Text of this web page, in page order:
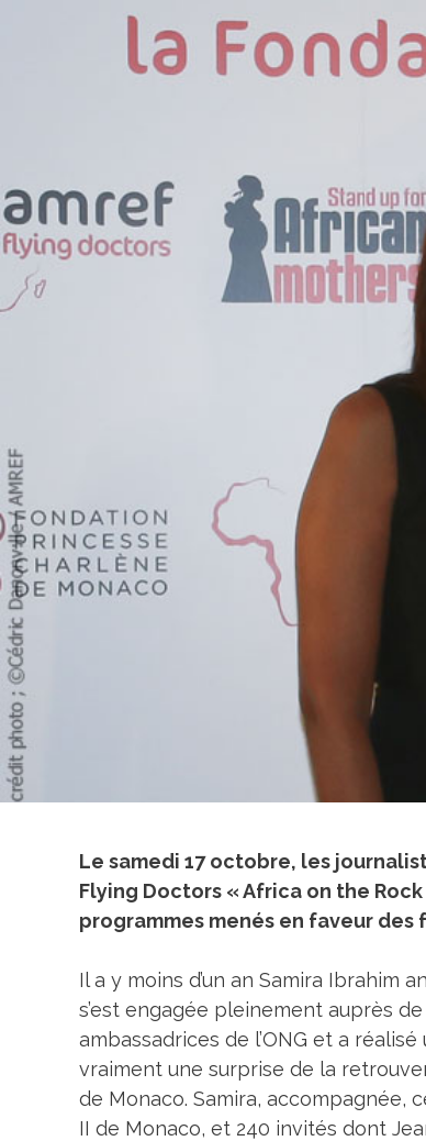
Le samedi 17 octobre, les
Flying Doctors « Africa on the
programmes menés en faveur
Il a y moins d’un an Samira Ibrahim
s’est engagée pleinement auprès
ambassadrices de l’ONG et a
vraiment une surprise de la
de Monaco. Samira, accompagnée,
II de Monaco, et 240 invités dont